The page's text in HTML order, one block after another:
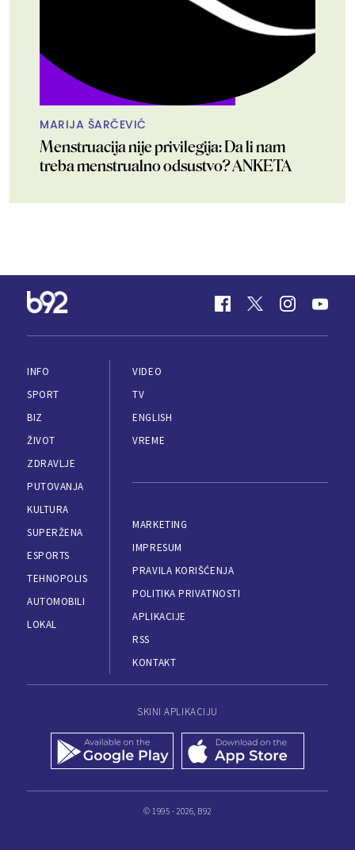
MARIJA ŠARČEVIĆ
Menstruacija nije privilegija: Da li nam
treba menstrualno odsustvo? ANKETA
INFO
SPORT
BIZ
ŽIVOT
ZDRAVLJE
PUTOVANJA
KULTURA
SUPERŽENA
ESPORTS
TEHNOPOLIS
AUTOMOBILI
LOKAL
VIDEO
TV
ENGLISH
VREME
MARKETING
IMPRESUM
PRAVILA KORIŠĆENJA
POLITIKA PRIVATNOSTI
APLIKACIJE
RSS
KONTAKT
SKINI APLIKACIJU
© 1995 - 2026, B92